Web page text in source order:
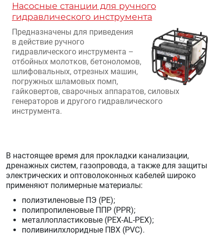
Насосные станции для ручного
гидравлического инструмента
Предназначены для приведения
в действие ручного
гидравлического инструмента –
отбойных молотков, бетоноломов,
шлифовальных, отрезных машин,
погружных шламовых помп,
гайковертов, сварочных аппаратов, силовых
генераторов и другого гидравлического
инструмента.
В настоящее время для прокладки канализации,
дренажных систем, газопровода, а также для защиты
электрических и оптоволоконных кабелей широко
применяют полимерные материалы:
полиэтиленовые ПЭ (PE);
полипропиленовые ППР (PPR);
металлопластиковые (PEX-AL-PEX);
поливинилхлоридные ПВХ (PVC).